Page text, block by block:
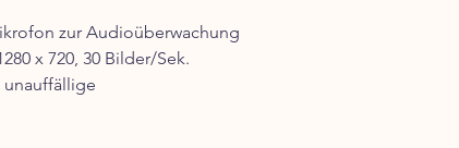
zur Audioüberwachung
x 720, 30 Bilder/Sek.
unauffällige